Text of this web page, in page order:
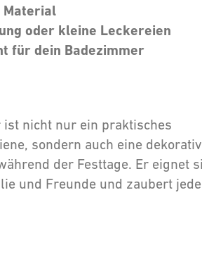
Material
oder kleine Leckereien
für dein Badezimmer
nicht nur ein praktisches
sondern auch eine
der Festtage. Er eignet
und Freunde und zaubert